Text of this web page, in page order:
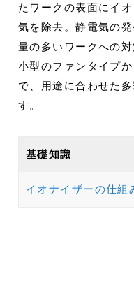
たワークの表面にイ
気を除去。静電気の
量の多いワークへの対
小型のファンタイプ
で、用途に合わせた
す。
基礎知識
イオナイザーの仕組